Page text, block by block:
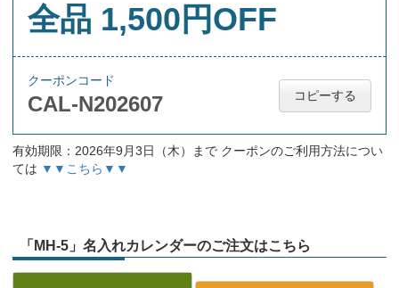
全品 1,500円OFF
クーポンコード
CAL-N202607 コピーする
有効期限：2026年9月3日（木）まで クーポンのご利用方法につい
ては ▼▼こちら▼▼
「MH-5」名入れカレンダーのご注文はこちら